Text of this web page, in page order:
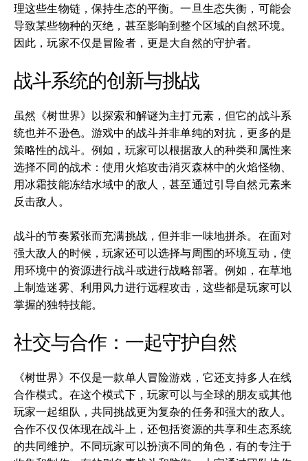
理这些生物链，保持生态的平衡。一旦生态失衡，可能会
导致某些物种的灭绝，甚至影响到整个区域的自然环境。
因此，玩家不仅是冒险者，更是大自然的守护者。
战斗系统的创新与挑战
虽然《树世界》以探索和解谜为主打元素，但它的战斗系
统也并不逊色。游戏中的战斗并非单纯的对抗，更多的是
策略性的战斗。例如，玩家可以根据敌人的种类和属性来
选择不同的战术：使用火焰攻击消灭森林中的火焰怪物、
用冰霜技能冻结水域中的敌人，甚至通过引导自然元素来
反击敌人。
战斗的节奏紧张而充满挑战，但并非一味地拼杀。在面对
强大敌人的时候，玩家还可以选择与周围的环境互动，使
用环境中的资源进行战斗或进行战略部署。例如，在草地
上制造迷雾、利用风力进行远程攻击，这些都是玩家可以
掌握的独特技能。
社交与合作：一起守护自然
《树世界》不仅是一款单人冒险游戏，它还支持多人在线
合作模式。在这个模式下，玩家可以与全球的朋友或其他
玩家一起组队，共同挑战更为复杂的任务和强大的敌人。
合作不仅仅体现在战斗上，还包括资源的共享和生态系统
的共同维护。不同玩家可以扮演不同的角色，有的专注于